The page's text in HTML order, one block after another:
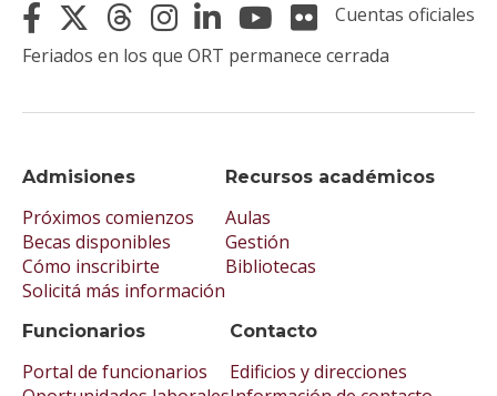
Admisiones
Próximos comienzos
Becas disponibles
Cómo inscribirte
Solicitá más información
Recursos académicos
Aulas
Gestión
Bibliotecas
Funcionarios
Portal de funcionarios
Contacto
Edificios y direcciones
Cuentas oficiales
Feriados en los que ORT permanece cerrada